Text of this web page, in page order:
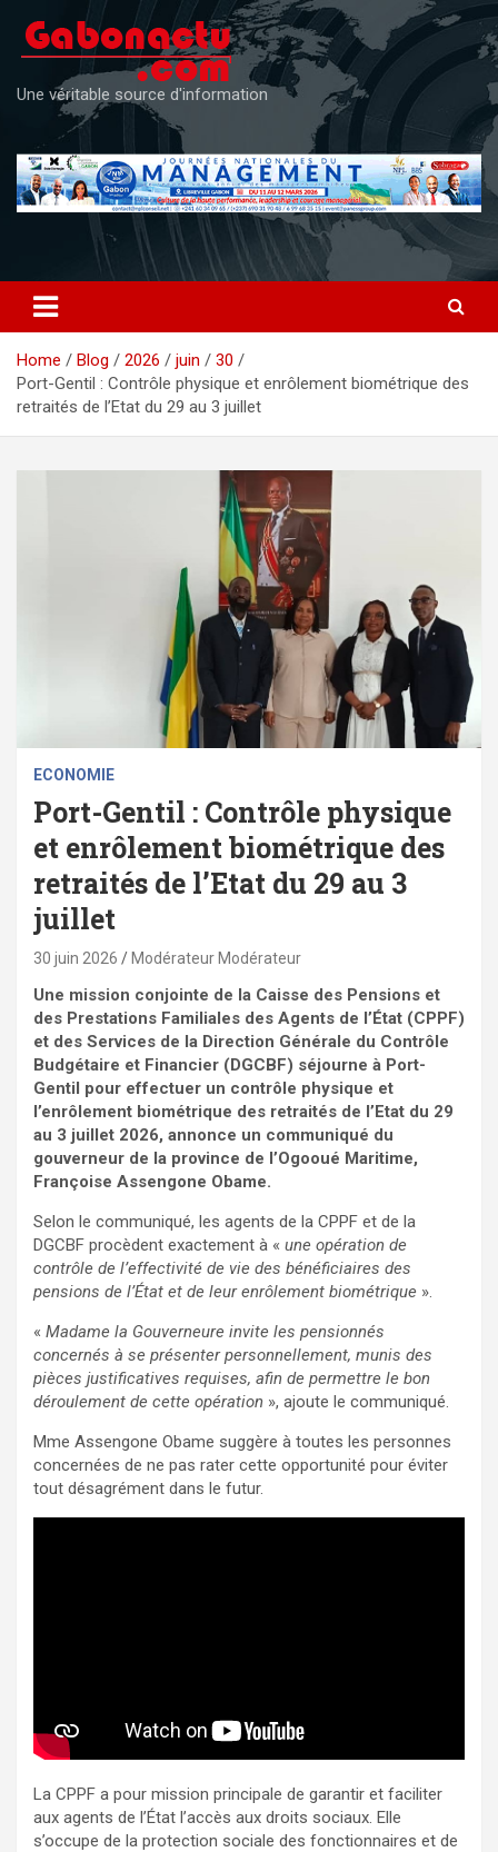
content
Une véritable source d'information
Home Blog 2026 juin
30
Port-Gentil : Contrôle physique et enrôlement biométrique des
retraités de l’Etat du 29 au 3 juillet
ECONOMIE
Port-Gentil : Contrôle physique
et enrôlement biométrique des
retraités de l’Etat du 29 au 3
juillet
30 juin 2026 Modérateur Modérateur
Une mission conjointe de la Caisse des Pensions et
des Prestations Familiales des Agents de l’État (CPPF)
et des Services de la Direction Générale du Contrôle
Budgétaire et Financier (DGCBF) séjourne à Port-
Gentil pour effectuer un contrôle physique et
l’enrôlement biométrique des retraités de l’Etat du 29
au 3 juillet 2026, annonce un communiqué du
gouverneur de la province de l’Ogooué Maritime,
Françoise Assengone Obame.
Selon le communiqué, les agents de la CPPF et de la
DGCBF procèdent exactement à « une opération de
contrôle de l’effectivité de vie des bénéficiaires des
pensions de l’État et de leur enrôlement biométrique ».
« Madame la Gouverneure invite les pensionnés
concernés à se présenter personnellement, munis des
pièces justificatives requises, afin de permettre le bon
déroulement de cette opération », ajoute le communiqué.
Mme Assengone Obame suggère à toutes les personnes
concernées de ne pas rater cette opportunité pour éviter
tout désagrément dans le futur.
La CPPF a pour mission principale de garantir et faciliter
aux agents de l’État l’accès aux droits sociaux. Elle
s’occupe de la protection sociale des fonctionnaires et de